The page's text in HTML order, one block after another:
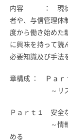
内容 ： 現状の
者や、与信管理体
度から働き始めた
に興味を持って読
必要知識及び手法
章構成 ： Ｐａ
～リスクを
Ｐａｒｔ１ 安全
～情報収集の
める